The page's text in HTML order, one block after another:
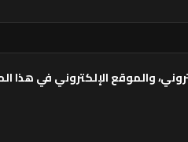
والموقع الإلكتروني في هذا